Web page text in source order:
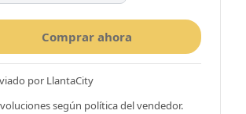
Comprar ahora
por LlantaCity
según política del vendedor.